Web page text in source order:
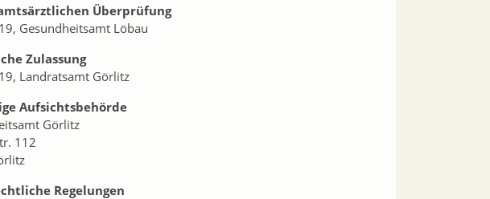
Überprüfung
Gesundheitsamt Löbau
Zulassung
Landratsamt Görlitz
Aufsichtsbehörde
Görlitz
112
Regelungen